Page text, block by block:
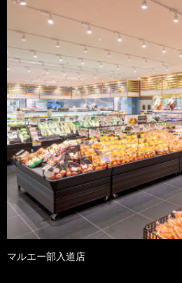
マルエー部入道店